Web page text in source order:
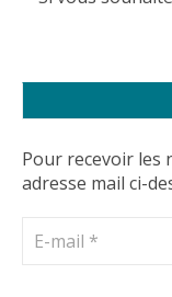
Pour recevoir les
adresse mail ci-